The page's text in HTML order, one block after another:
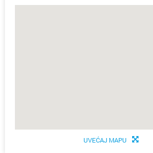
UVEĆAJ MAPU